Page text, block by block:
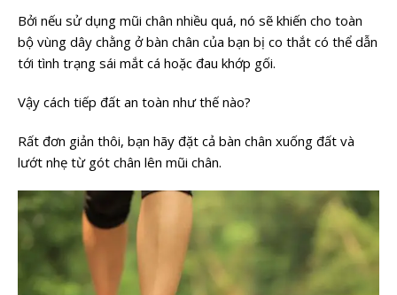
Bởi nếu sử dụng mũi chân nhiều quá, nó sẽ khiến cho toàn
bộ vùng dây chằng ở bàn chân của bạn bị co thắt có thể dẫn
tới tình trạng sái mắt cá hoặc đau khớp gối.
Vậy cách tiếp đất an toàn như thế nào?
Rất đơn giản thôi, bạn hãy đặt cả bàn chân xuống đất và
lướt nhẹ từ gót chân lên mũi chân.